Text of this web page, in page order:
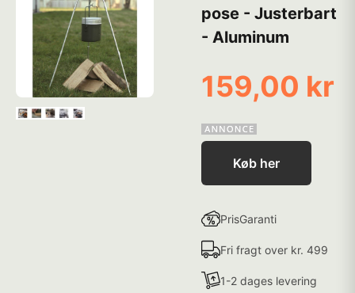
pose - Justerbart
- Aluminum
159,00 kr
Køb her
PrisGaranti
Fri fragt over kr. 499
1-2 dages levering